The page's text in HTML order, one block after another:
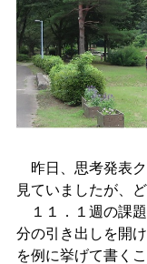
昨日、思考発表
見ていましたが、
１１．１週の課
分の引き出しを開
を例に挙げて書く